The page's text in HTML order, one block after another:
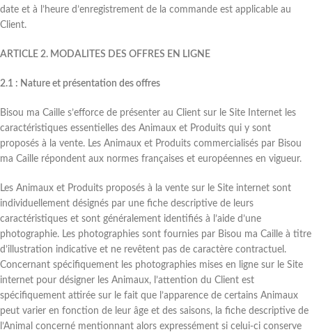
date et à l’heure d’enregistrement de la commande est applicable au
Client.
ARTICLE 2. MODALITES DES OFFRES EN LIGNE
2.1 : Nature et présentation des offres
Bisou ma Caille s’efforce de présenter au Client sur le Site Internet les
caractéristiques essentielles des Animaux et Produits qui y sont
proposés à la vente. Les Animaux et Produits commercialisés par Bisou
ma Caille répondent aux normes françaises et européennes en vigueur.
Les Animaux et Produits proposés à la vente sur le Site internet sont
individuellement désignés par une fiche descriptive de leurs
caractéristiques et sont généralement identifiés à l’aide d’une
photographie. Les photographies sont fournies par Bisou ma Caille à titre
d’illustration indicative et ne revêtent pas de caractère contractuel.
Concernant spécifiquement les photographies mises en ligne sur le Site
internet pour désigner les Animaux, l’attention du Client est
spécifiquement attirée sur le fait que l’apparence de certains Animaux
peut varier en fonction de leur âge et des saisons, la fiche descriptive de
l’Animal concerné mentionnant alors expressément si celui-ci conserve